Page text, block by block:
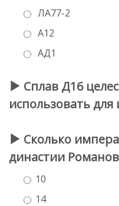
ЛА77-2
А12
АД1
Сплав Д16
использовать
Сколько
династии
10
14